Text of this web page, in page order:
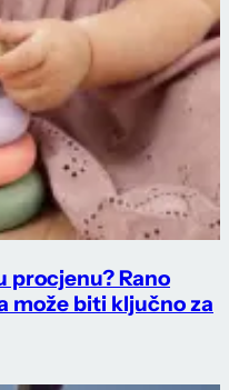
procjenu? Rano
može biti ključno za